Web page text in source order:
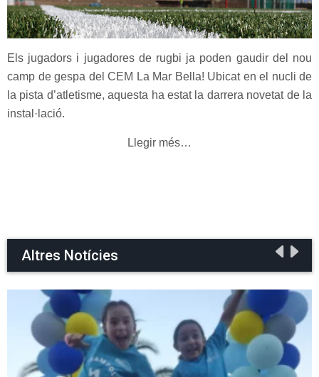
Els jugadors i jugadores de rugbi ja poden gaudir del nou
camp de gespa del CEM La Mar Bella! Ubicat en el nucli de
la pista d’atletisme, aquesta ha estat la darrera novetat de la
instal·lació.
Llegir més…
Altres Notícies